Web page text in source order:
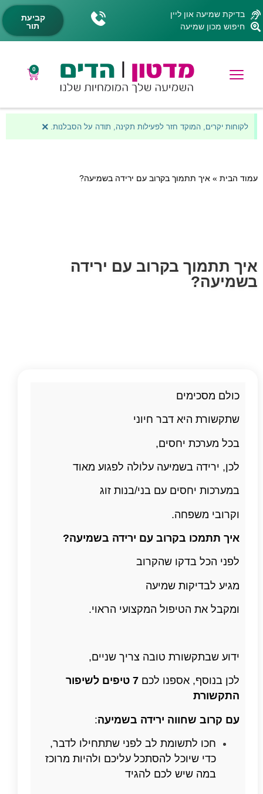
בדיקת שמיעה און ליין
חיפוש מכון שמיעה
קביעת
תור
0
לקוחות יקרים, המוקד חזר לפעילות תקינה, תודה על הסבלנות. ×
עמוד הבית» איך תתמוך בקרוב עם ירידה בשמיעה?
איך תתמוך בקרוב עם ירידה
בשמיעה?
כולם מסכימים
שתקשורת היא דבר חיוני
בכל מערכת יחסים,
לכן, ירידה בשמיעה עלולה לפגוע מאוד
במערכות יחסים עם בני/בנות זוג
וקרובי משפחה.
איך תתמכו בקרוב עם ירידה בשמיעה?
לפני הכל בדקו שהקרוב
מגיע לבדיקות שמיעה
ומקבל את הטיפול המקצועי הראוי.
ידוע שבתקשורת טובה צריך שניים,
לכן בנוסף, אספנו לכם
7 טיפים לשיפור
התקשורת
עם קרוב שחווה ירידה בשמיעה:
חכו לתשומת לב לפני שתתחילו לדבר,
כדי שיוכל להסתכל עליכם ולהיות מרוכז
במה שיש לכם להגיד